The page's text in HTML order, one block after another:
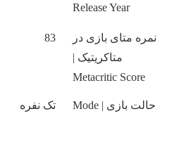
Release Year
نمره متای بازی در
متاکریتیک |
Metacritic Score
حالت بازی | Mode تک نفره